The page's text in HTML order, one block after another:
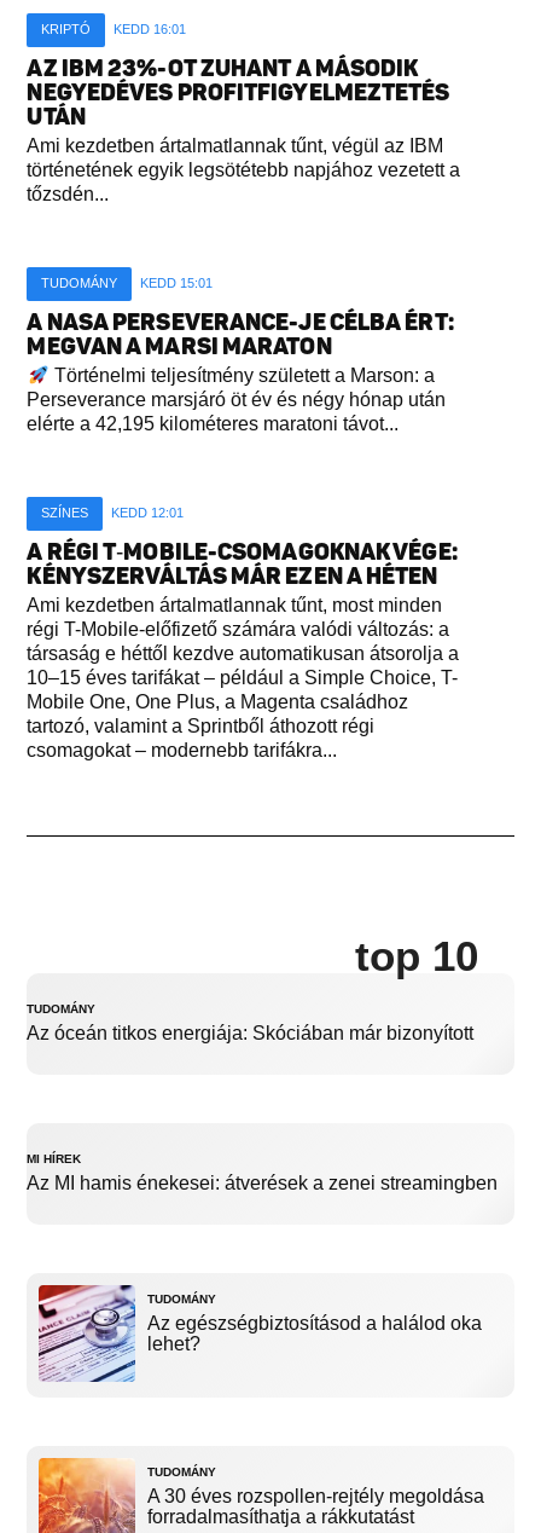
KRIPTÓ KEDD 16:01
AZ IBM 23%-OT ZUHANT A MÁSODIK
NEGYEDÉVES PROFITFIGYELMEZTETÉS
UTÁN
Ami kezdetben ártalmatlannak tűnt, végül az IBM
történetének egyik legsötétebb napjához vezetett a
tőzsdén...
TUDOMÁNY KEDD 15:01
A NASA PERSEVERANCE-JE CÉLBA ÉRT:
MEGVAN A MARSI MARATON
Történelmi teljesítmény született a Marson: a
Perseverance marsjáró öt év és négy hónap után
elérte a 42,195 kilométeres maratoni távot...
SZÍNES KEDD 12:01
A RÉGI T‑MOBILE-CSOMAGOKNAK VÉGE:
KÉNYSZERVÁLTÁS MÁR EZEN A HÉTEN
Ami kezdetben ártalmatlannak tűnt, most minden
régi T-Mobile-előfizető számára valódi változás: a
társaság e héttől kezdve automatikusan átsorolja a
10–15 éves tarifákat – például a Simple Choice, T-
Mobile One, One Plus, a Magenta családhoz
tartozó, valamint a Sprintből áthozott régi
csomagokat – modernebb tarifákra...
top 10
TUDOMÁNY
Az óceán titkos energiája: Skóciában már bizonyított
MI HÍREK
Az MI hamis énekesei: átverések a zenei streamingben
TUDOMÁNY
Az egészségbiztosításod a halálod oka
lehet?
TUDOMÁNY
A 30 éves rozspollen-rejtély megoldása
forradalmasíthatja a rákkutatást